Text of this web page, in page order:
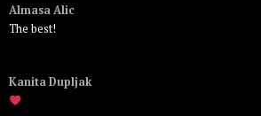
Almasa Alic
The best!
Kanita Dupljak